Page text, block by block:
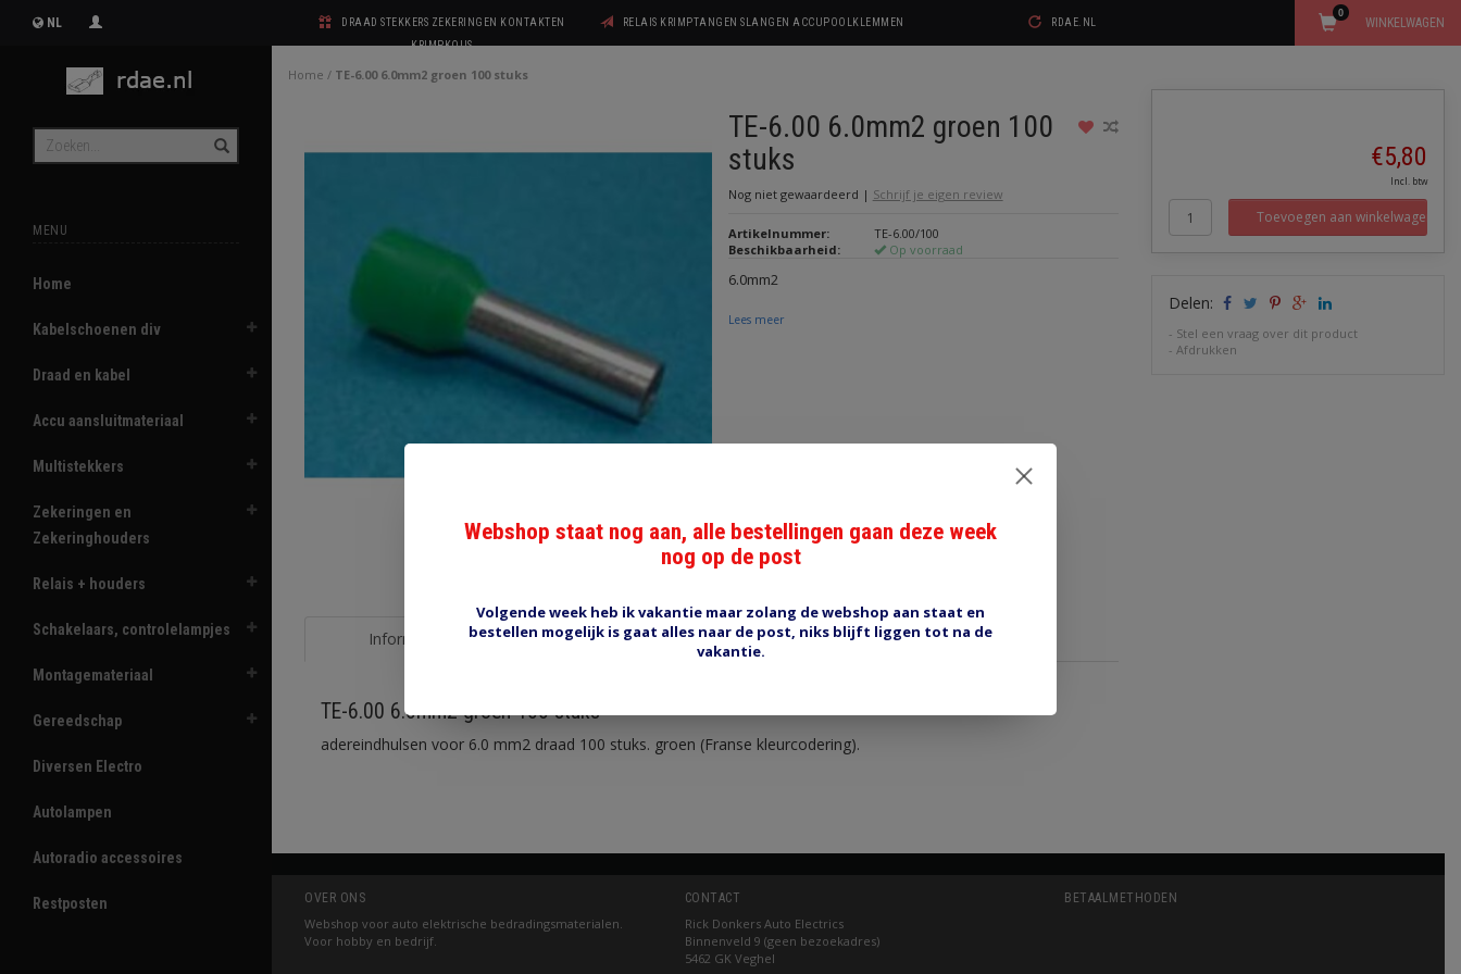
NL
DRAAD STEKKERS ZEKERINGEN KONTAKTEN
KRIMPKOUS
RELAIS KRIMPTANGEN SLANGEN ACCUPOOLKLEMMEN RDAE.NL WINKELWAGEN
0
MENU
Home
Kabelschoenen div
Draad en kabel
Accu aansluitmateriaal
Multistekkers
Zekeringen en
Zekeringhouders
Relais + houders
Schakelaars, controlelampjes
Montagemateriaal
Gereedschap
Diversen Electro
Autolampen
Autoradio accessoires
Restposten
Home / TE-6.00 6.0mm2 groen 100 stuks
TE-6.00 6.0mm2 groen 100
stuks
Nog niet gewaardeerd | Schrijf je eigen review
Artikelnummer:
TE-6.00/100
Beschikbaarheid:
Op voorraad
6.0mm2
Lees meer
Informatie Reviews (0) Tags (0)
TE-6.00 6.0mm2 groen 100 stuks
adereindhulsen voor 6.0 mm2 draad 100 stuks. groen (Franse kleurcodering).
€5,80
Incl. btw
Toevoegen aan winkelwagen
Delen:
- Stel een vraag over dit product
-Afdrukken
OVER ONS
Webshop voor auto elektrische bedradingsmaterialen.
Voor hobby en bedrijf.
CONTACT
Rick Donkers Auto Electrics
Binnenveld 9 (geen bezoekadres)
5462 GK Veghel
BETAALMETHODEN
Webshop staat nog aan, alle bestellingen gaan deze week
nog op de post
Volgende week heb ik vakantie maar zolang de webshop aan staat en
bestellen mogelijk is gaat alles naar de post, niks blijft liggen tot na de
vakantie.